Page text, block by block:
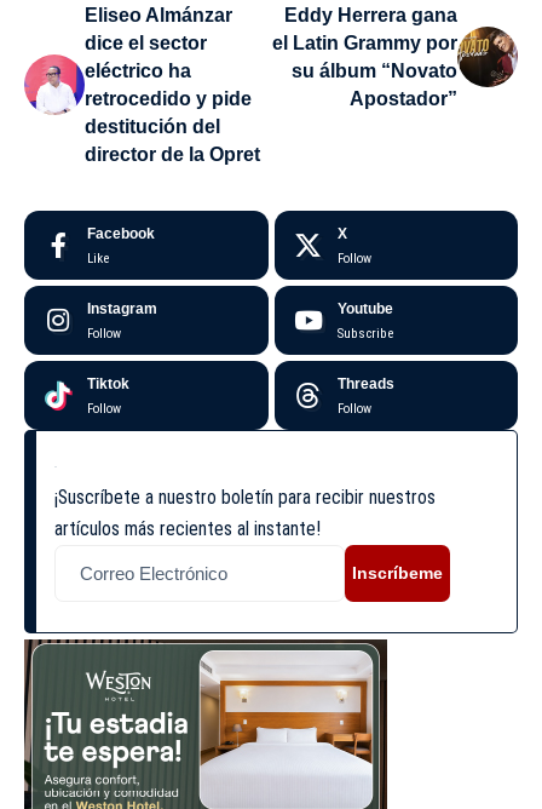
Eliseo Almánzar
dice el sector
eléctrico ha
retrocedido y pide
destitución del
director de la Opret
Eddy Herrera gana
el Latin Grammy por
su álbum “Novato
Apostador”
Facebook
Like
X
Follow
Instagram
Follow
Youtube
Subscribe
Tiktok
Follow
Threads
Follow
¡Suscríbete a nuestro boletín para recibir nuestros
artículos más recientes al instante!
Inscríbeme